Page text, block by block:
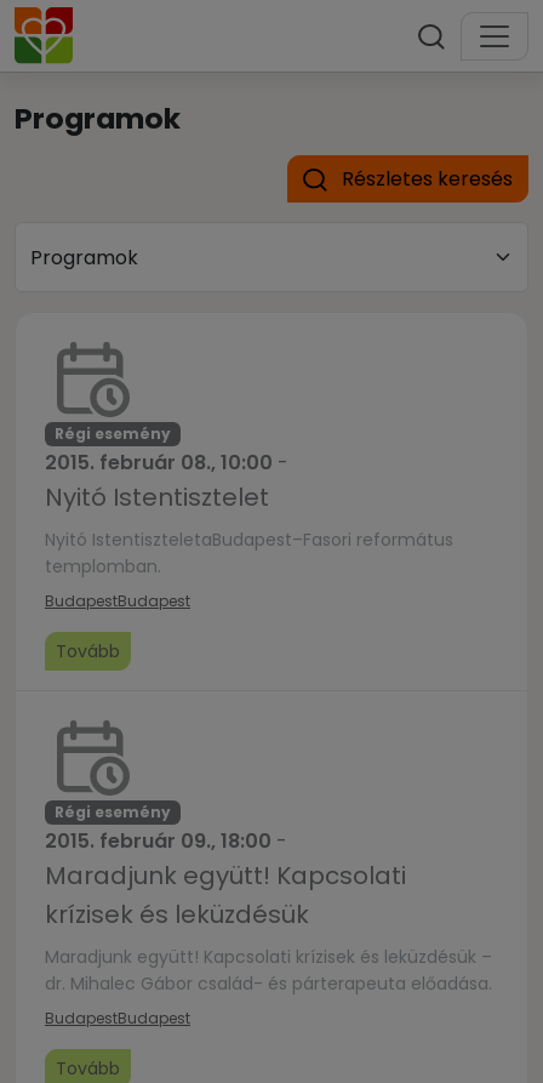
Programok
Részletes keresés
Régi esemény
2015. február 08., 10:00 -
Nyitó Istentisztelet
Nyitó IstentiszteletaBudapest–Fasori református
templomban.
BudapestBudapest
Tovább
Régi esemény
2015. február 09., 18:00 -
Maradjunk együtt! Kapcsolati
krízisek és leküzdésük
Maradjunk együtt! Kapcsolati krízisek és leküzdésük –
dr. Mihalec Gábor család- és párterapeuta előadása.
BudapestBudapest
Tovább